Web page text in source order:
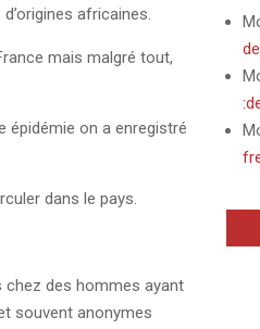
africaines.
mais malgré tout,
épidémie on a enregistré
dans le pays.
chez des hommes ayant
souvent anonymes